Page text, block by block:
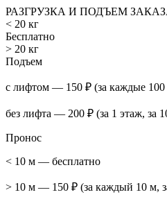
РАЗГРУЗКА И ПОДЪЕМ
< 20 кг
Бесплатно
> 20 кг
Подъем
с лифтом — 150 ₽ (за каждые 100
без лифта — 200 ₽ (за 1 этаж, за
Пронос
< 10 м — бесплатно
> 10 м — 150 ₽ (за каждый 10 м,